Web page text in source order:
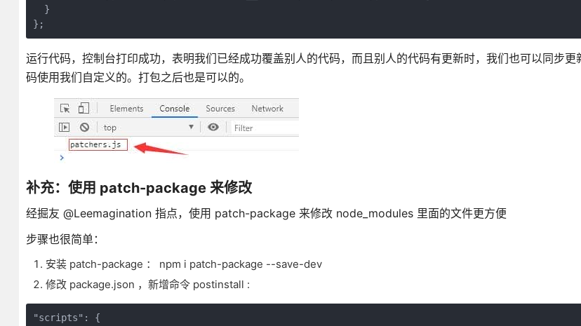
  }
运行代码，控制台打印成功，表明我们已经成功覆盖别人的代码，而且别人的代码有更新时，我们也可以同步更
码使用我们自定义的。打包之后也是可以的。
补充：使用 patch-package 来修改
经掘友 @Leemagination 指点，使用 patch-package 来修改 node_modules 里面的文件更方便
步骤也很简单：
安装 patch-package ： npm i patch-package --save-dev
修改 package.json ，新增命令 postinstall :
"scripts": {